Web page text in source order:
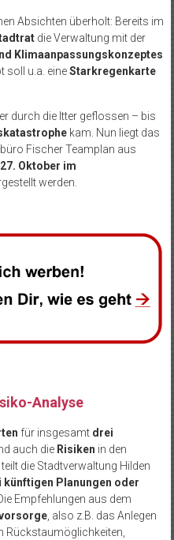
Absichten überholt: Bereits im
die Verwaltung mit der
Klimaanpassungskonzeptes
soll u.a. eineStarkregenkarte
durch die Itter geflossen – bis
kam. Nun liegt das
Fischer Teamplan aus
27. Oktober im
werden.
Analyse
für insgesamt drei
auch die Risiken in den
die Stadtverwaltung Hilden
künftigen Planungen oder
Empfehlungen aus dem
, also z.B. das Anlegen
Rückstaumöglichkeiten,